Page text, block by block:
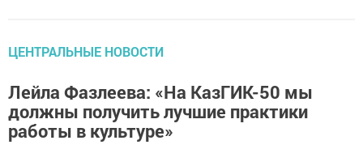
ЦЕНТРАЛЬНЫЕ НОВОСТИ
Лейла Фазлеева: «На КазГИК-50 мы
должны получить лучшие практики
работы в культуре»